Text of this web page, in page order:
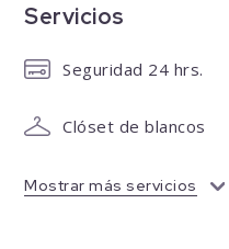
Servicios
Seguridad 24 hrs.
Clóset de blancos
Mostrar más servicios